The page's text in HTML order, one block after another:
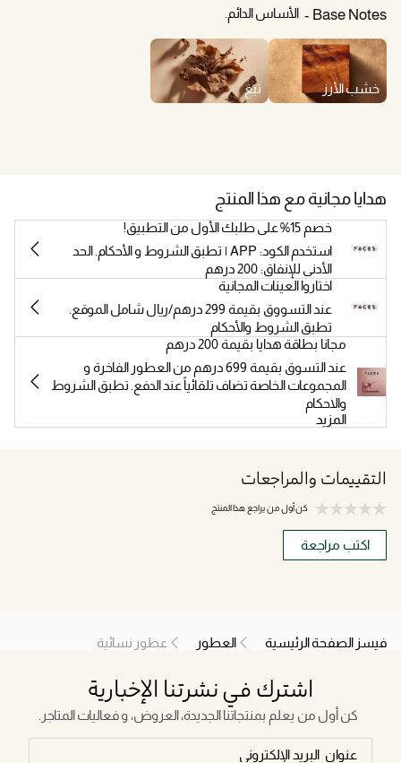
Base Notes الأساس الدائم.
خشب الأرز تبغ
هدايا مجانية مع هذا المنتج
خصم 15% على طلبك الأول من التطبيق!
استخدم الكود: APP | تطبق الشروط و الأحكام. الحد
الأدنى للإنفاق: 200 درهم
اختاروا العينات المجانية
عند التسووق بقيمة 299 درهم/ريال شامل الموقع.
تطبق الشروط والأحكام
مجانا بطاقة هدايا بقيمة 200 درهم
عند التسوق بقيمة 699 درهم من العطور الفاخرة و
المجموعات الخاصة تضاف تلقائياً عند الدفع. تطبق الشروط
والاحكام
المزيد
التقييمات والمراجعات
كن أول من يراجع هذا المنتج
اكتب مراجعة
فيسز الصفحة الرئيسية العطور عطور نسائية
اشترك في نشرتنا الإخبارية
كن أول من يعلم بمنتجاتنا الجديدة، العروض، و فعاليات المتاجر.